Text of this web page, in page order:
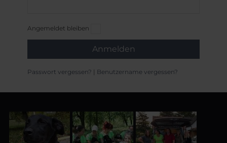
Angemeldet bleiben
Anmelden
Passwort vergessen? | Benutzername vergessen?